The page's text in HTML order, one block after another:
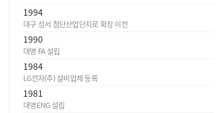
1994
대구 성서 첨단산업단지로 확장 이전
1990
대명 FA 설립
1984
LG전자(주) 설비업체 등록
1981
대명ENG 설립